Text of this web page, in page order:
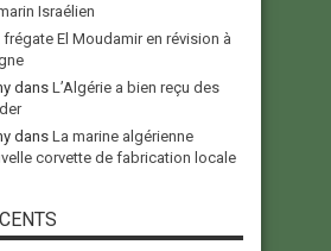
Israélien
frégate El Moudamir en révision à
dans L’Algérie a bien reçu des
dans La marine algérienne
corvette de fabrication locale